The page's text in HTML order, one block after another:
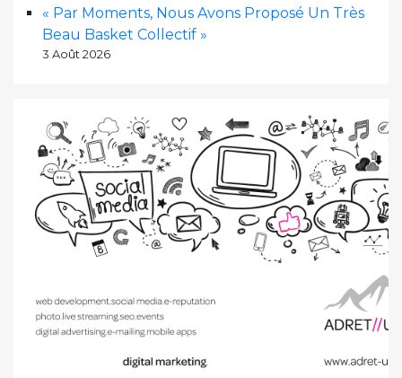
« Par Moments, Nous Avons Proposé Un Très
Beau Basket Collectif »
3 Août 2026